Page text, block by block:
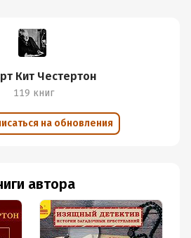
Кит Честертон
119 книг
на обновления
автора